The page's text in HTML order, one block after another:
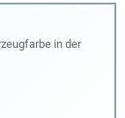
in der